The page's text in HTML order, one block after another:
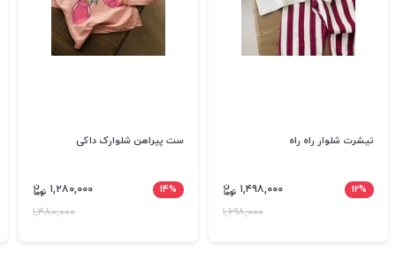
تیشرت شلوار راه راه
۱۲%
۱,۴۹۸,۰۰۰
۱,۶۹۸,۰۰۰
ست پیراهن شلوارک داکی
۱۴%
۱,۲۸۰,۰۰۰
۱,۴۸۰,۰۰۰